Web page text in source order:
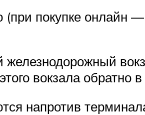
(при покупке онлайн
железнодорожный
вокзала обратно
напротив